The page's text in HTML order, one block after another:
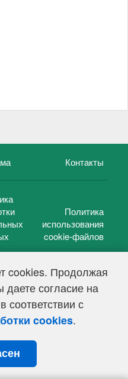
cookies. Продолжая
даете согласие на
соответствии с
cookies.
Контакты
Политика
использования
cookie-файлов
г.
Эл № ФС 77-39848, выдано
сфере связи,
коммуникаций